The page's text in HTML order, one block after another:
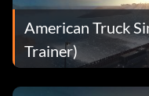
American Truck
Trainer)